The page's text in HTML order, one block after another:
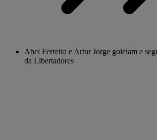
Abel Ferreira e Artur Jorge goleiam e
da Libertadores